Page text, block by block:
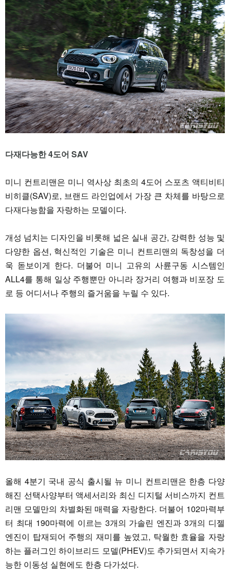
다재다능한 4도어 SAV
미니 컨트리맨은 미니 역사상 최초의 4도어 스포츠 액티비티
비히클(SAV)로, 브랜드 라인업에서 가장 큰 차체를 바탕으로
다재다능함을 자랑하는 모델이다.
개성 넘치는 디자인을 비롯해 넓은 실내 공간, 강력한 성능 및
다양한 옵션, 혁신적인 기술은 미니 컨트리맨의 독창성을 더
욱 돋보이게 한다. 더불어 미니 고유의 사륜구동 시스템인
ALL4를 통해 일상 주행뿐만 아니라 장거리 여행과 비포장 도
로 등 어디서나 주행의 즐거움을 누릴 수 있다.
올해 4분기 국내 공식 출시될 뉴 미니 컨트리맨은 한층 다양
해진 선택사양부터 액세서리와 최신 디지털 서비스까지 컨트
리맨 모델만의 차별화된 매력을 자랑한다. 더불어 102마력부
터 최대 190마력에 이르는 3개의 가솔린 엔진과 3개의 디젤
엔진이 탑재되어 주행의 재미를 높였고, 탁월한 효율을 자랑
하는 플러그인 하이브리드 모델(PHEV)도 추가되면서 지속가
능한 이동성 실현에도 한층 다가섰다.